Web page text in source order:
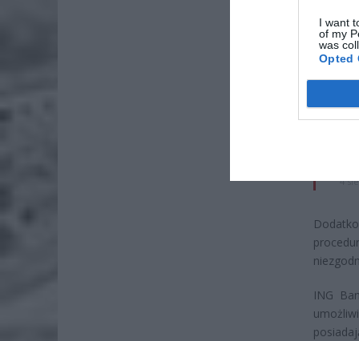
I want
of my
was
Opted
4
4
ING